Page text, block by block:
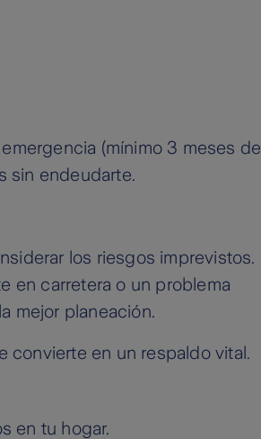
(mínimo 3 meses de
sin endeudarte.
los riesgos imprevistos.
en carretera o un problema
mejor planeación.
convierte en un respaldo vital.
en tu hogar.